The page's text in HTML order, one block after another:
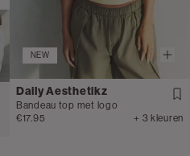
NEW
Daily Aesthetikz
Bandeau top met logo
€17.95
+ 3 kleuren